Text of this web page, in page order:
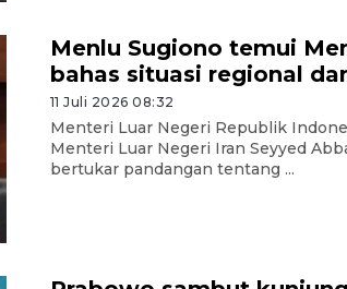
Menlu Sugiono temui
bahas situasi regional
11 Juli 2026 08:32
Menteri Luar Negeri Republik
Menteri Luar Negeri Iran Seyyed
bertukar pandangan tentang ...